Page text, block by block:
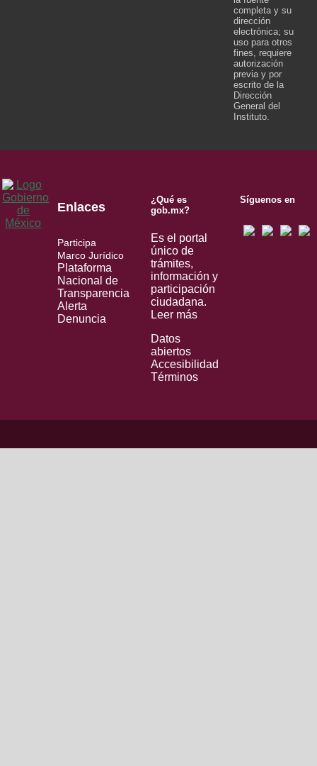
completa y su
dirección
electrónica; su
uso para otros
fines, requiere
autorización
previa y por
escrito de la
Dirección
General del
Instituto.
Enlaces
Participa
Marco Jurídico
Plataforma
Nacional de
Transparencia
Alerta
Denuncia
¿Qué es
gob.mx?
Es el portal
único de
trámites,
información y
participación
ciudadana.
Leer más
Datos
abiertos
Accesibilidad
Términos
Síguenos en